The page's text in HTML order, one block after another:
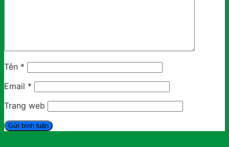
Tên *
Email *
Trang web